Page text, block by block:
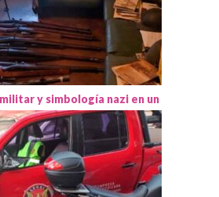
y simbología nazi en un